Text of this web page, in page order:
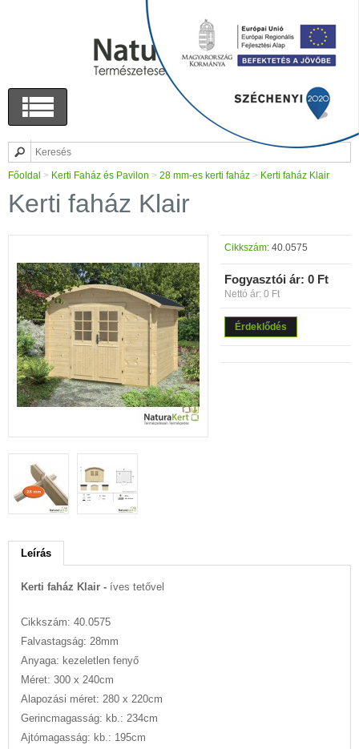
Főoldal > Kerti Faház és Pavilon > 28 mm-es kerti faház > Kerti faház Klair
Kerti faház Klair
Cikkszám: 40.0575
Fogyasztói ár: 0 Ft
Nettó ár: 0 Ft
Érdeklődés
Leírás
Kerti faház Klair - íves tetővel
Cikkszám: 40.0575
Falvastagság: 28mm
Anyaga: kezeletlen fenyő
Méret: 300 x 240cm
Alapozási méret: 280 x 220cm
Gerincmagasság: kb.: 234cm
Ajtómagasság: kb.: 195cm